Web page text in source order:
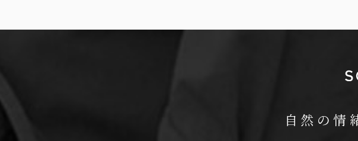
自然の情